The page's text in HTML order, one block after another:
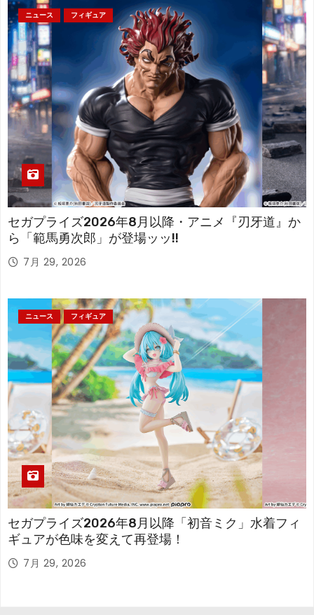
ニュース フィギュア
セガプライズ2026年8月以降・アニメ『刃牙道』か
ら「範馬勇次郎」が登場ッッ!!
7月 29, 2026
ニュース フィギュア
セガプライズ2026年8月以降「初音ミク」水着フィ
ギュアが色味を変えて再登場！
7月 29, 2026